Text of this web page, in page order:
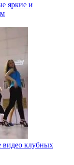
яркие и
видео клубных